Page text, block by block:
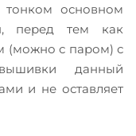
основном
перед тем как
(можно с паром) с
данный
и не оставляет